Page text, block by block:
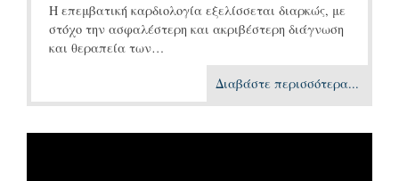
Η επεμβατική καρδιολογία εξελίσσεται διαρκώς, με
στόχο την ασφαλέστερη και ακριβέστερη διάγνωση
και θεραπεία των…
Διαβάστε περισσότερα...